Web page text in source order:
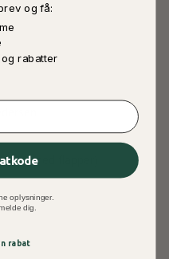
med flapper)
og få:
rabatter
oplysninger.
dig.
rabat